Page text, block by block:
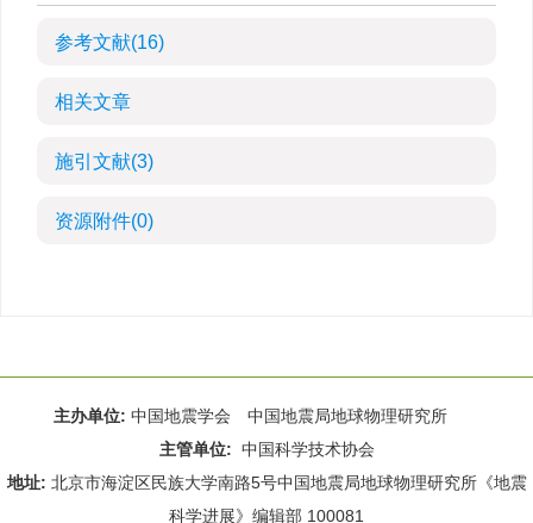
参考文献(16)
相关文章
施引文献(3)
资源附件(0)
主办单位: 中国地震学会 中国地震局地球物理研究所
主管单位: 中国科学技术协会
地址: 北京市海淀区民族大学南路5号中国地震局地球物理研究所《地震
科学进展》编辑部 100081